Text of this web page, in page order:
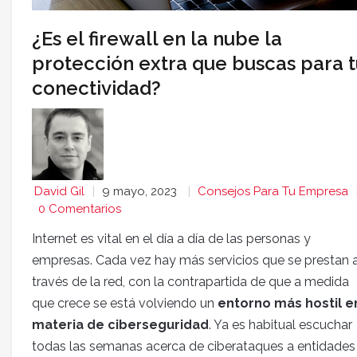
¿Es el firewall en la nube la
protección extra que buscas para
conectividad?
David Gil 9 mayo, 2023
Consejos Para Tu Empresa
0 Comentarios
Internet es vital en el día a día de las personas y
empresas. Cada vez hay más servicios que se prestan
través de la red, con la contrapartida de que a medida
que crece se está volviendo un entorno más hostil
materia de ciberseguridad. Ya es habitual escuchar
todas las semanas acerca de ciberataques a entidades